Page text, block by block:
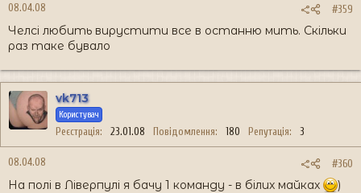
08.04.08 #359
Челсі любить вирустити все в останню мить. Скільки
раз таке бувало
vk713
Користувач
Реєстрація 23.01.08 Повідомлення 180 Репутація 3
08.04.08 #360
На полі в Ліверпулі я бачу 1 команду - в білих майках )